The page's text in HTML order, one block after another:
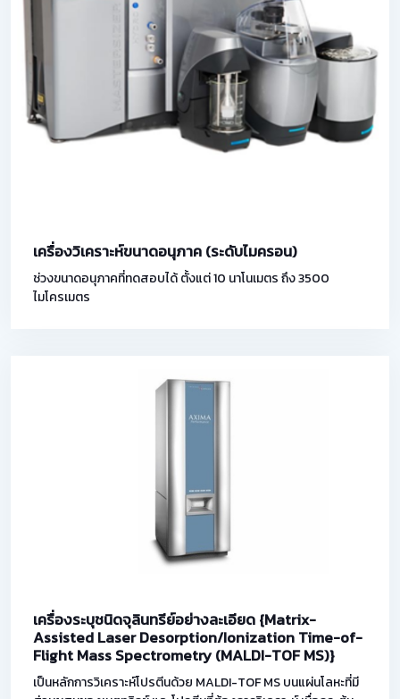
เครื่องวิเคราะห์ขนาดอนุภาค (ระดับไมครอน)
ช่วงขนาดอนุภาคที่ทดสอบได้ ตั้งแต่ 10 นาโนเมตร ถึง 3500
ไมโครเมตร
เครื่องระบุชนิดจุลินทรีย์อย่างละเอียด {Matrix-
Assisted Laser Desorption/Ionization Time-of-
Flight Mass Spectrometry (MALDI-TOF MS)}
เป็นหลักการวิเคราะห์โปรตีนด้วย MALDI-TOF MS บนแผ่นโลหะที่มี